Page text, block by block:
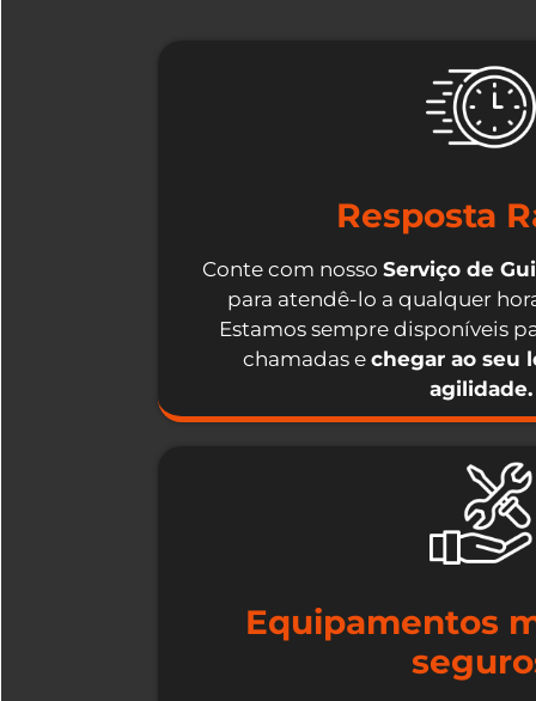
Resposta
Conte com nosso Serviço de
para atendê-lo a qualquer
Estamos sempre disponíveis
chamadas e chegar ao seu
agilidade.
Equipamentos